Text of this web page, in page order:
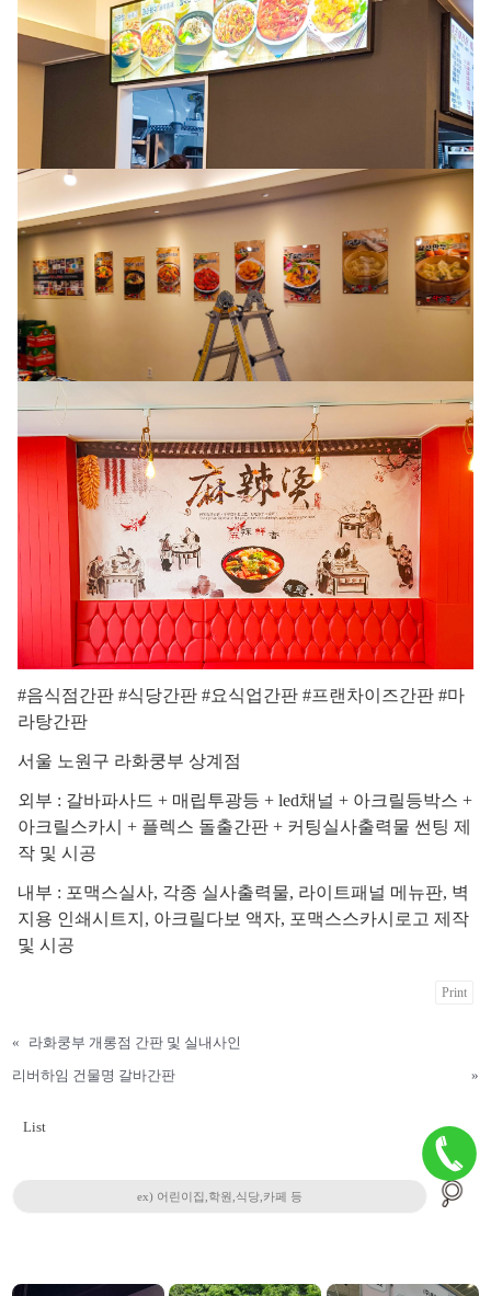
#음식점간판 #식당간판 #요식업간판 #프랜차이즈간판 #마
라탕간판
서울 노원구 라화쿵부 상계점
외부 : 갈바파사드 + 매립투광등 + led채널 + 아크릴등박스 +
아크릴스카시 + 플렉스 돌출간판 + 커팅실사출력물 썬팅 제
작 및 시공
내부 : 포맥스실사, 각종 실사출력물, 라이트패널 메뉴판, 벽
지용 인쇄시트지, 아크릴다보 액자, 포맥스스카시로고 제작
및 시공
Print
«
라화쿵부 개롱점 간판 및 실내사인
리버하임 건물명 갈바간판
»
List